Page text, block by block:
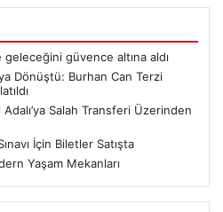
güvence altına aldı
Dönüştü: Burhan Can Terzi
Salah Transferi Üzerinden
İçin Biletler Satışta
Yaşam Mekanları